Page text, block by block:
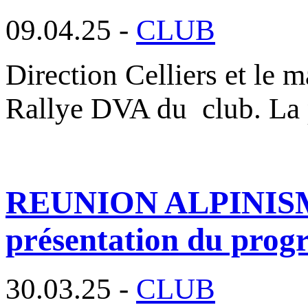
09.04.25 - CLUB
Direction Celliers et le
Rallye DVA du club.
REUNION
présentation du
30.03.25 - CLUB